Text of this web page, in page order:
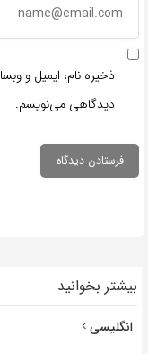
ذخیره نام، ایمیل و
دیدگاهی می‌نویسم.
بیشتر بخوانید
انگلیسی